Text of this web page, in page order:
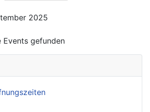
2025
Events gefunden